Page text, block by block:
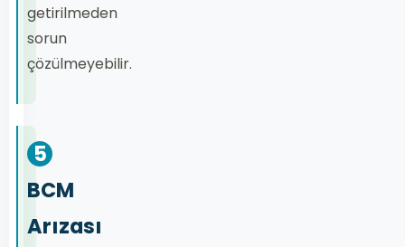
getirilmeden
sorun
çözülmeyebilir.
5
BCM
Arızası